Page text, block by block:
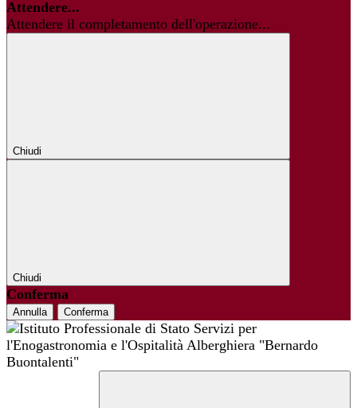
Attendere...
Attendere il completamento dell'operazione...
Chiudi
Chiudi
Conferma
Annulla Conferma